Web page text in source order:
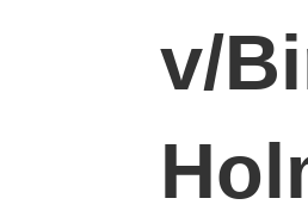
v/